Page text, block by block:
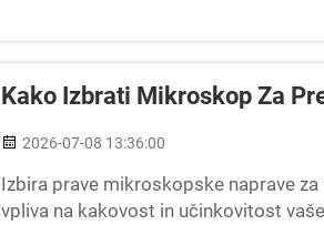
Kako Izbrati Mikroskop Za
2026-07-08 13:36:00
Izbira prave mikroskopske naprave
vpliva na kakovost in učinkovitost